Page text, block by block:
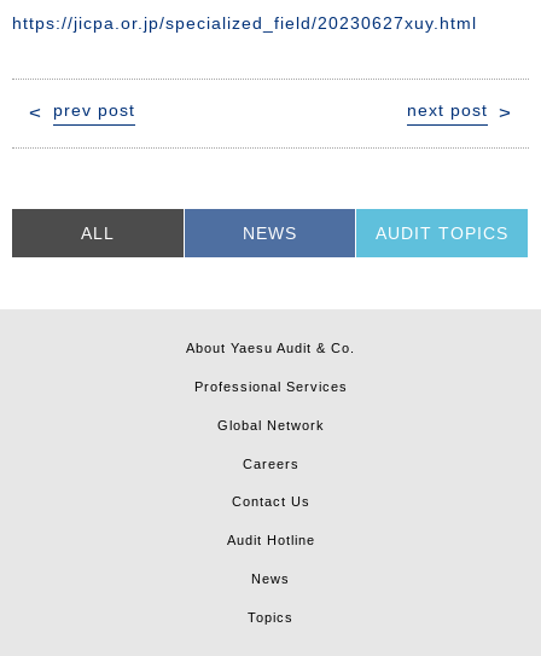
https://jicpa.or.jp/specialized_field/20230627xuy.html
投
ゲ
シ
prev post next post
ALL NEWS AUDIT TOPICS
About Yaesu Audit & Co.
Professional Services
Global Network
Careers
Contact Us
Audit Hotline
News
Topics